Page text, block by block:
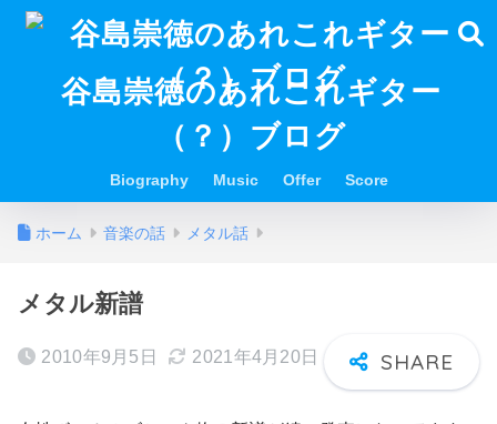
谷島崇徳のあれこれギター
（？）ブログ
Biography Music Offer Score
ホーム 音楽の話 メタル話
メタル新譜
2010年9月5日 2021年4月20日